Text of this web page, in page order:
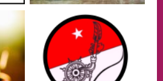
Diundur Lagi, Pernyataan
pada Sidang Sebelumnya Jadi
08/2026